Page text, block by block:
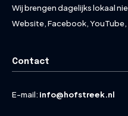
Wij brengen dagelijks lokaal
Website, Facebook,
Contact
E-mail: info@hofstreek.nl